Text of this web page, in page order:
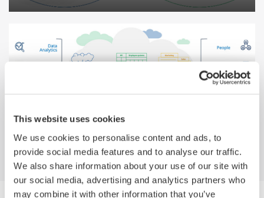
This website uses cookies
We use cookies to personalise content and ads, to
provide social media features and to analyse our traffic.
We also share information about your use of our site with
our social media, advertising and analytics partners who
may combine it with other information that you’ve
Process Industries